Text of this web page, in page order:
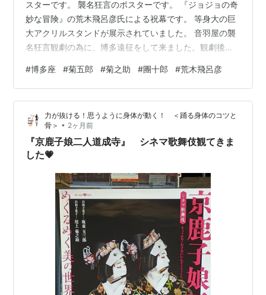
スターです。 襲名狂言のポスターです。 『ジョジョの奇
妙な冒険』の荒木飛呂彦氏による祝幕です。 等身大の巨
大アクリルスタンドが展示されていました。 音羽屋の襲
名狂言観劇の為に、博多遠征をして来ました。観劇後、
理は美味しいと思い知らされました(笑)。芝居の感想につ
いては、また改めて綴ります。
#博多座 #菊五郎 #菊之助 #團十郎 #荒木飛呂彦
力が抜ける！思うように身体が動く！ ＜踊る身体のコツと
骨＞ • 2ヶ月前
『京鹿子娘二人道成寺』 シネマ歌舞伎観てきま
した💗